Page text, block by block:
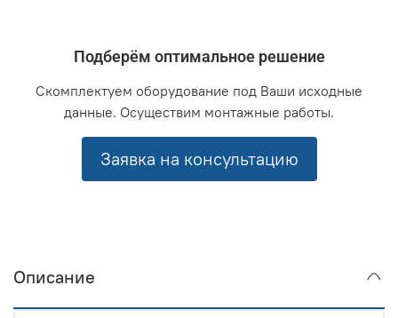
Подберём оптимальное решение
Скомплектуем оборудование под Ваши исходные
данные. Осуществим монтажные работы.
Заявка на консультацию
Описание